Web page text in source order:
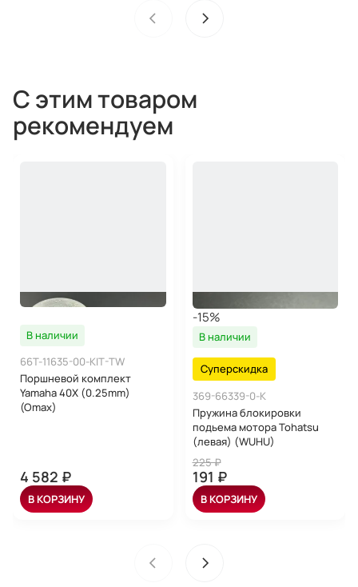
С этим товаром
рекомендуем
В наличии
66T-11635-00-KIT-TW
Поршневой комплект
Yamaha 40X (0.25mm)
(Omax)
4 582 ₽
В КОРЗИНУ
-15%
В наличии
Суперскидка
369-66339-0-K
Пружина блокировки
подьема мотора Tohatsu
(левая) (WUHU)
225 ₽
191 ₽
В КОРЗИНУ